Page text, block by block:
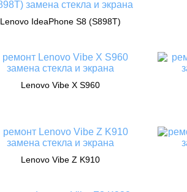
Lenovo IdeaPhone S8 (S898T)
Lenovo Vibe X S960
Lenovo Vibe Z K910